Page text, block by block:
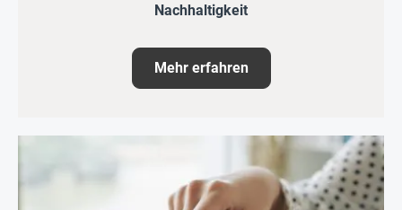
Nachhaltigkeit
Mehr erfahren